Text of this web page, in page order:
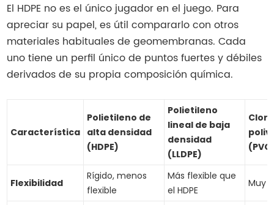
El HDPE no es el único jugador en el juego. Para
apreciar su papel, es útil compararlo con otros
materiales habituales de geomembranas. Cada
uno tiene un perfil único de puntos fuertes y débiles
derivados de su propia composición química.
Característica
Polietileno de
alta densidad
(HDPE)
Polietileno
lineal de baja
densidad
(LLDPE)
Flexibilidad
Rígido, menos
flexible
Más flexible que
el HDPE
Muy